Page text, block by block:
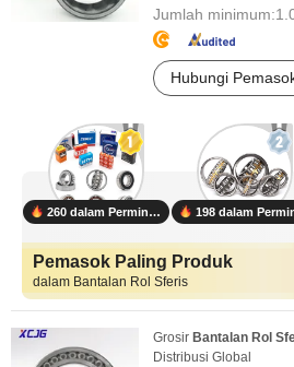
Jumlah minimum:
Hubungi
260 dalam Permintaan
Pemasok Paling Produk
dalam Bantalan Rol Sferis
Grosir Bantalan Rol
Distribusi Global